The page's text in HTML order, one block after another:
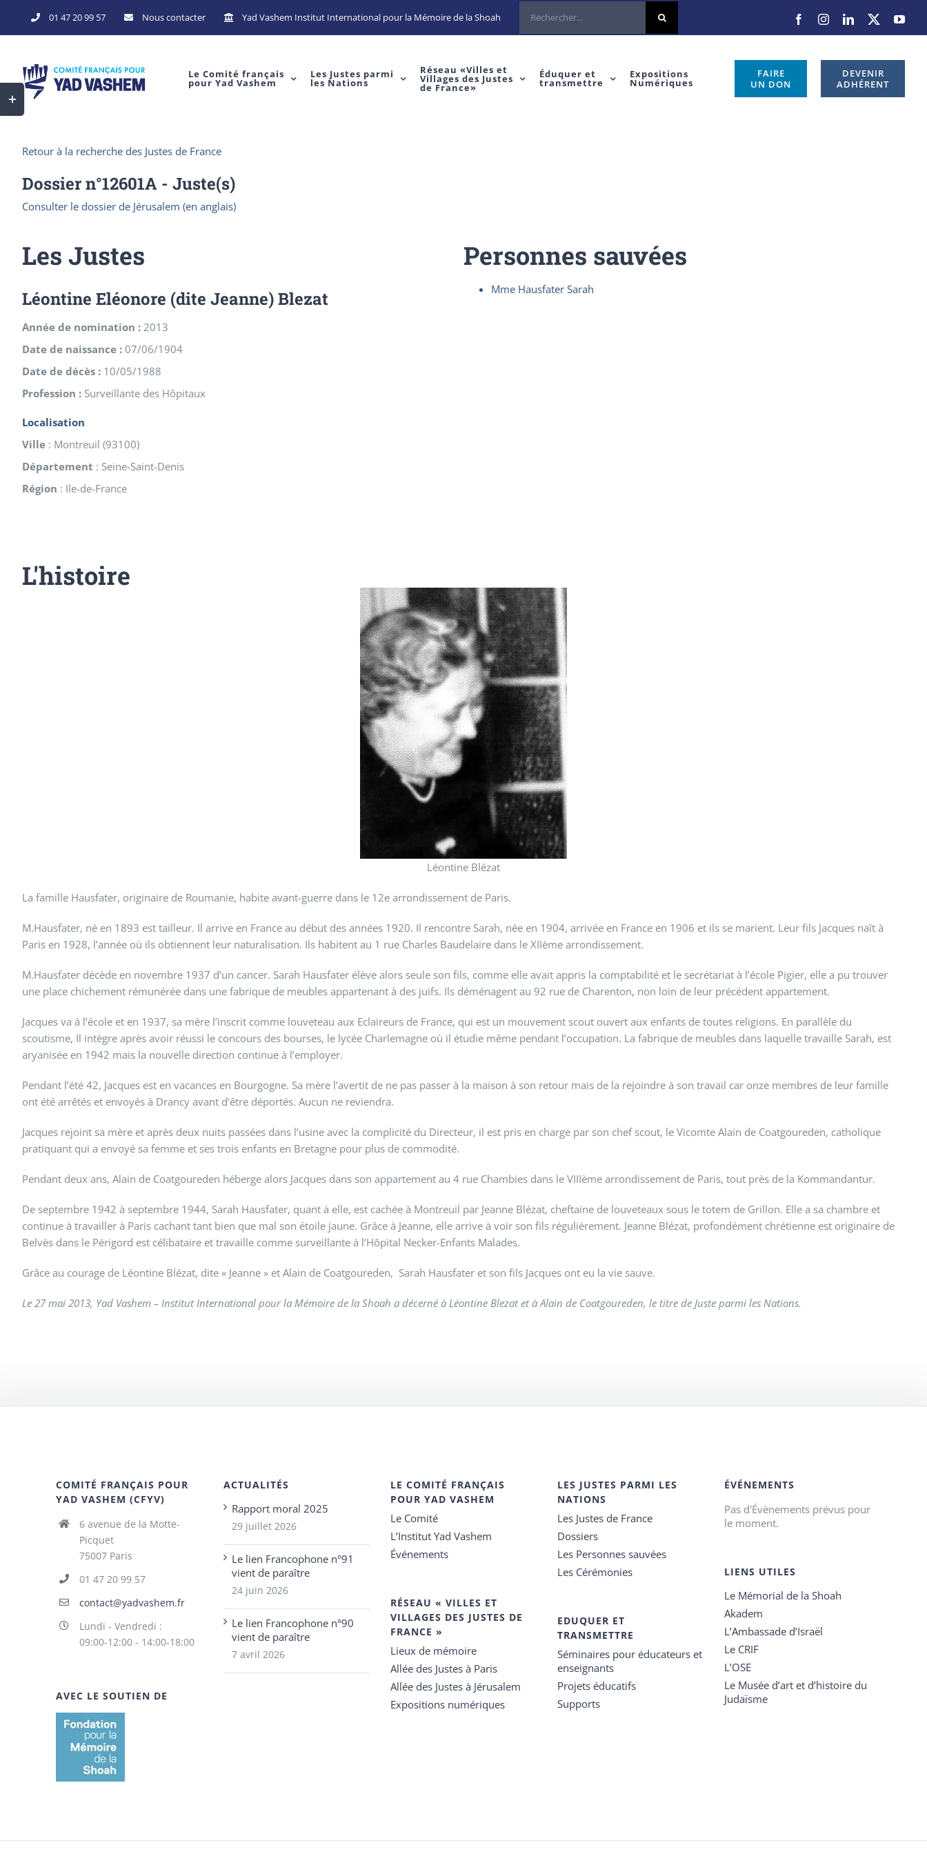
to
01 47 20 99 57 Nous contacter Yad Vashem Institut International pour la Mémoire de la Shoah Rechercher
FacebookInstagramLinkedIn
X
Le Comité français
pour Yad Vashem
Les Justes parmi
les Nations
Réseau «Villes et
Villages des Justes
de France»
Éduquer et
transmettre
Expositions
Numériques
FAIRE
UN DON
DEVENIR
ADHÉRENT
Retour à la recherche des Justes de France
Dossier n°12601A - Juste(s)
Consulter le dossier de Jérusalem (en anglais)
Les Justes
Léontine Eléonore (dite Jeanne) Blezat
Année de nomination : 2013
Date de naissance : 07/06/1904
Date de décès : 10/05/1988
Profession : Surveillante des Hôpitaux
Localisation
Ville : Montreuil (93100)
Département : Seine-Saint-Denis
Région : Ile-de-France
Personnes sauvées
Mme Hausfater Sarah
L'histoire
Léontine Blézat
La famille Hausfater, originaire de Roumanie, habite avant-guerre dans le 12e arrondissement de Paris.
M.Hausfater, né en 1893 est tailleur. Il arrive en France au début des années 1920. Il rencontre Sarah, née en 1904, arrivée en France en 1906 et ils se marient. Leur fils Jacques naît à
Paris en 1928, l’année où ils obtiennent leur naturalisation. Ils habitent au 1 rue Charles Baudelaire dans le XIIème arrondissement.
M.Hausfater décède en novembre 1937 d’un cancer. Sarah Hausfater élève alors seule son fils, comme elle avait appris la comptabilité et le secrétariat à l’école Pigier, elle a pu trouver
une place chichement rémunérée dans une fabrique de meubles appartenant à des juifs. Ils déménagent au 92 rue de Charenton, non loin de leur précédent appartement.
Jacques va à l’école et en 1937, sa mère l’inscrit comme louveteau aux Eclaireurs de France, qui est un mouvement scout ouvert aux enfants de toutes religions. En parallèle du
scoutisme, Il intègre après avoir réussi le concours des bourses, le lycée Charlemagne où il étudie même pendant l’occupation. La fabrique de meubles dans laquelle travaille Sarah, est
aryanisée en 1942 mais la nouvelle direction continue à l’employer.
Pendant l’été 42, Jacques est en vacances en Bourgogne. Sa mère l’avertit de ne pas passer à la maison à son retour mais de la rejoindre à son travail car onze membres de leur famille
ont été arrêtés et envoyés à Drancy avant d’être déportés. Aucun ne reviendra.
Jacques rejoint sa mère et après deux nuits passées dans l’usine avec la complicité du Directeur, il est pris en charge par son chef scout, le Vicomte Alain de Coatgoureden, catholique
pratiquant qui a envoyé sa femme et ses trois enfants en Bretagne pour plus de commodité.
Pendant deux ans, Alain de Coatgoureden héberge alors Jacques dans son appartement au 4 rue Chambies dans le VIIIème arrondissement de Paris, tout près de la Kommandantur.
De septembre 1942 à septembre 1944, Sarah Hausfater, quant à elle, est cachée à Montreuil par Jeanne Blézat, cheftaine de louveteaux sous le totem de Grillon. Elle a sa chambre et
continue à travailler à Paris cachant tant bien que mal son étoile jaune. Grâce à Jeanne, elle arrive à voir son fils régulièrement. Jeanne Blézat, profondément chrétienne est originaire de
Belvès dans le Périgord est célibataire et travaille comme surveillante à l’Hôpital Necker-Enfants Malades.
Grâce au courage de Léontine Blézat, dite « Jeanne » et Alain de Coatgoureden, Sarah Hausfater et son fils Jacques ont eu la vie sauve.
Le 27 mai 2013, Yad Vashem – Institut International pour la Mémoire de la Shoah a décerné à Léontine Blezat et à Alain de Coatgoureden, le titre de Juste parmi les Nations.
COMITÉ FRANÇAIS POUR
YAD VASHEM (CFYV)
6 avenue de la Motte-
Picquet
75007 Paris
01 47 20 99 57
contact@yadvashem.fr
Lundi - Vendredi :
09:00-12:00 - 14:00-18:00
AVEC LE SOUTIEN DE
ACTUALITÉS
Rapport moral 2025
29 juillet 2026
Le lien Francophone n°91
vient de paraître
24 juin 2026
Le lien Francophone n°90
vient de paraître
7 avril 2026
LE COMITÉ FRANÇAIS
POUR YAD VASHEM
Le Comité
L’Institut Yad Vashem
Événements
RÉSEAU « VILLES ET
VILLAGES DES JUSTES DE
FRANCE »
Lieux de mémoire
Allée des Justes à Paris
Allée des Justes à Jérusalem
Expositions numériques
LES JUSTES PARMI LES
NATIONS
Les Justes de France
Dossiers
Les Personnes sauvées
Les Cérémonies
EDUQUER ET
TRANSMETTRE
Séminaires pour éducateurs et
enseignants
Projets éducatifs
Supports
ÉVÉNEMENTS
Pas d'Évènements prévus pour
le moment.
LIENS UTILES
Le Mémorial de la Shoah
Akadem
L’Ambassade d’Israël
Le CRIF
L’OSE
Le Musée d’art et d’histoire du
Judaïsme
Toggle
Sliding